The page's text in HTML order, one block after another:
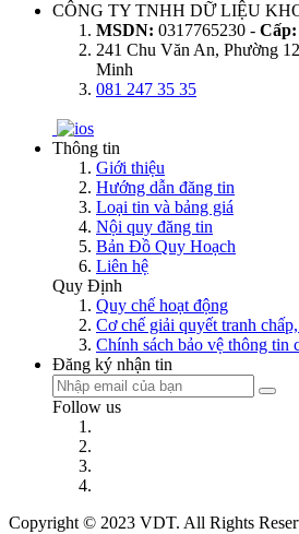
CÔNG TY TNHH DỮ LIỆU
MSDN: 0317765230 - Cấp:
241 Chu Văn An, Phường
Minh
081 247 35 35
Thông tin
Giới thiệu
Hướng dẫn đăng tin
Loại tin và bảng giá
Nội quy đăng tin
Bản Đồ Quy Hoạch
Liên hệ
Quy Định
Quy chế hoạt động
Cơ chế giải quyết tranh
Chính sách bảo vệ thông tin
Đăng ký nhận tin
Follow us
Copyright © 2023 VDT. All Rights